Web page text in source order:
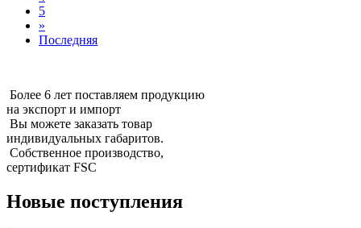
5
»
Последняя
Более 6 лет поставляем продукцию
на экспорт и импорт
Вы можете заказать товар
индивидуальных габаритов.
Собственное производство,
сертификат FSC
Новые поступления